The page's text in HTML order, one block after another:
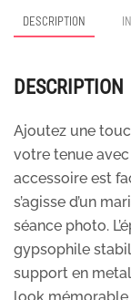
DESCRIPTION
DESCRIPTION
Ajoutez une
votre tenue avec
accessoire est
s’agisse d’un
séance photo.
gypsophile
support en